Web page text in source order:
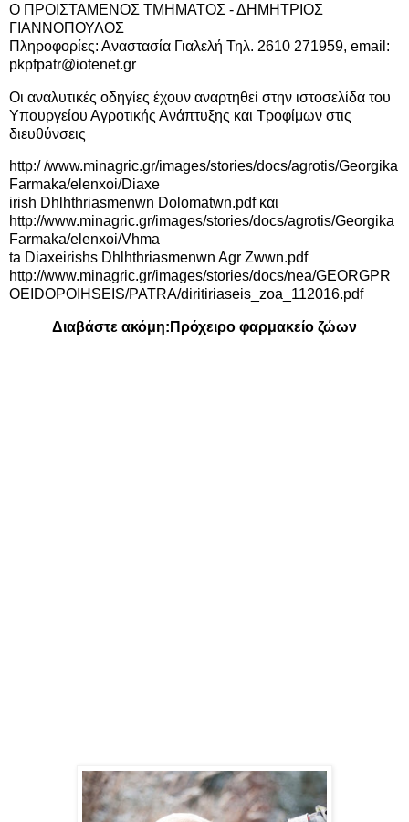
Ο ΠΡΟΙΣΤΑΜΕΝΟΣ ΤΜΗΜΑΤΟΣ - ΔΗΜΗΤΡΙΟΣ
ΓΙΑΝΝΟΠΟΥΛΟΣ
Πληροφορίες: Αναστασία Γιαλελή Τηλ. 2610 271959, email:
pkpfpatr@iotenet.gr
Οι αναλυτικές οδηγίες έχουν αναρτηθεί στην ιστοσελίδα του
Υπουργείου Αγροτικής Ανάπτυξης και Τροφίμων στις
διευθύνσεις
http:/ /www.minagric.gr/images/stories/docs/agrotis/Georgika
Farmaka/elenxoi/Diaxe
irish Dhlhthriasmenwn Dolomatwn.pdf και
http://www.minagric.gr/images/stories/docs/agrotis/Georgika
Farmaka/elenxoi/Vhma
ta Diaxeirishs Dhlhthriasmenwn Agr Zwwn.pdf
http://www.minagric.gr/images/stories/docs/nea/GEORGPR
OEIDOPOIHSEIS/PATRA/diritiriaseis_zoa_112016.pdf
Διαβάστε ακόμη: Πρόχειρο φαρμακείο ζώων